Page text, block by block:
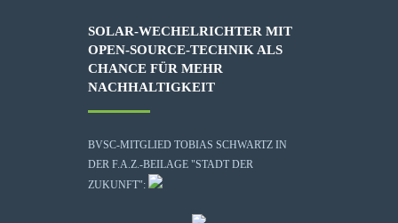
SOLAR-WECHELRICHTER MIT
OPEN-SOURCE-TECHNIK ALS
CHANCE FÜR MEHR
NACHHALTIGKEIT
BVSC-MITGLIED TOBIAS SCHWARTZ IN
DER F.A.Z.-BEILAGE "STADT DER
ZUKUNFT":